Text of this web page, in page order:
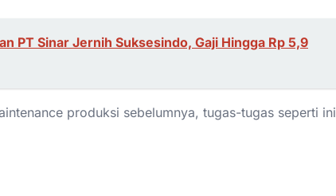
PT Sinar Jernih Suksesindo, Gaji Hingga Rp 5,9
produksi sebelumnya, tugas-tugas seperti ini